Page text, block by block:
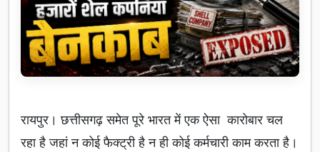
रायपुर। छत्तीसगढ़ समेत पूरे भारत में एक ऐसा कारोबार चल
रहा है जहां न कोई फैक्ट्री है न ही कोई कर्मचारी काम करता है।